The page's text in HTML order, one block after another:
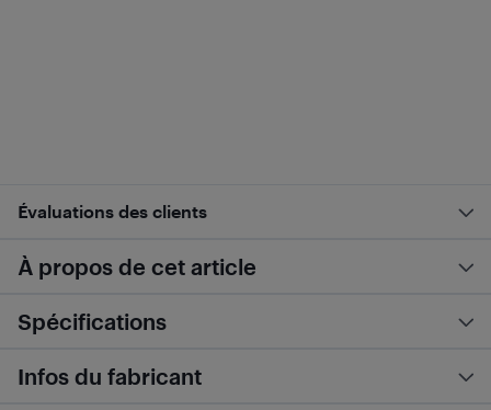
Évaluations des clients
À propos de cet article
Spécifications
Infos du fabricant